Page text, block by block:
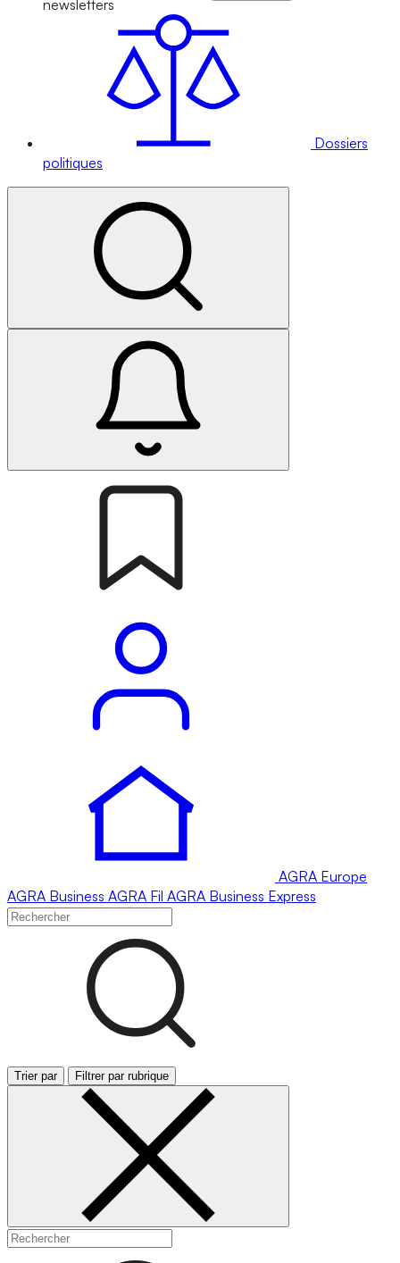
newsletters
Dossiers
politiques
AGRA Europe
AGRA Business AGRA Fil AGRA Business Express
Trier par Filtrer par rubrique